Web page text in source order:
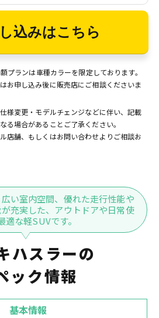
込みはこちら
プランは車種カラーを限定しております。
お申し込み後に販売店にご相談くださいま
様変更・モデルチェンジなどに伴い、記載
る場合があることご了承ください。
店舗、もしくはお問い合わせよりご相談お
い室内空間、優れた走行性能や
充実した、アウトドアや日常使
適な軽SUVです。
ハスラーの
ック情報
基本情報